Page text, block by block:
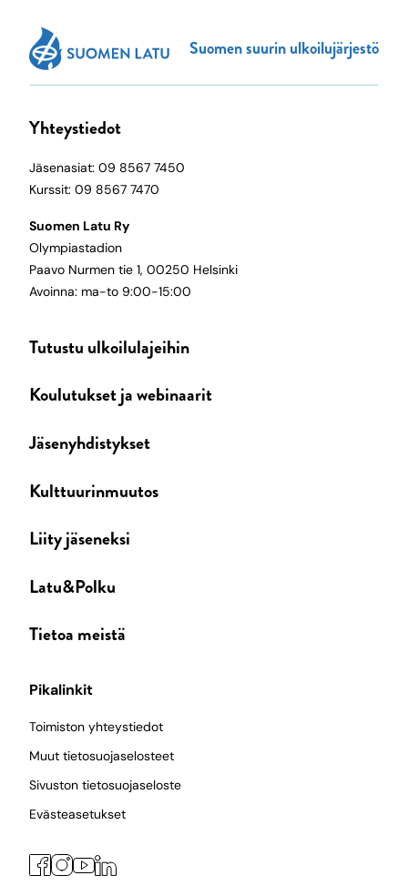
Suomen suurin ulkoilujärjestö
Yhteystiedot
Jäsenasiat: 09 8567 7450
Kurssit: 09 8567 7470
Suomen Latu Ry
Olympiastadion
Paavo Nurmen tie 1, 00250 Helsinki
Avoinna: ma-to 9:00-15:00
Tutustu ulkoilulajeihin
Koulutukset ja webinaarit
Jäsenyhdistykset
Kulttuurinmuutos
Liity jäseneksi
Latu&Polku
Tietoa meistä
Pikalinkit
Toimiston yhteystiedot
Muut tietosuojaselosteet
Sivuston tietosuojaseloste
Evästeasetukset
Facebook
Instagram
YouTube
LinkedIn